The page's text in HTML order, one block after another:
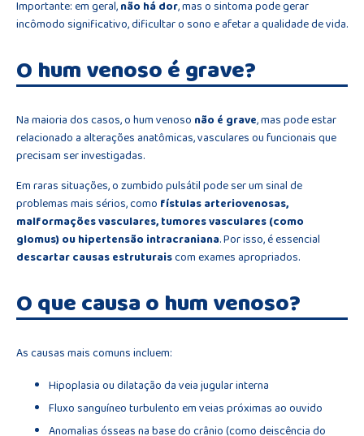
Importante: em geral,não há dor, mas o sintoma pode gerar
incômodo significativo, dificultar o sono e afetar a qualidade de vida.
O hum venoso é grave?
Na maioria dos casos, o hum venoso não é grave, mas pode estar
relacionado a alterações anatômicas, vasculares ou funcionais que
precisam ser investigadas.
Em raras situações, o zumbido pulsátil pode ser um sinal de
problemas mais sérios, como fístulas arteriovenosas,
malformações vasculares, tumores vasculares (como
glomus) ou hipertensão intracraniana. Por isso, é essencial
descartar causas estruturaiscom exames apropriados.
O que causa o hum venoso?
As causas mais comuns incluem:
Hipoplasia ou dilatação da veia jugular interna
Fluxo sanguíneo turbulento em veias próximas ao ouvido
Anomalias ósseas na base do crânio (como deiscência do